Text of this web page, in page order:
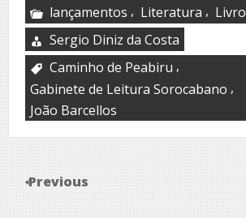
lançamentos , Literatura , Livro
Sergio Diniz da Costa
Caminho de Peabiru ,
Gabinete de Leitura Sorocabano ,
João Barcellos
Previous